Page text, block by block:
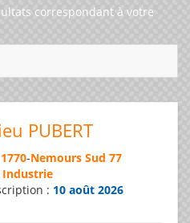
correspondant à votre
PUBERT
-Nemours Sud 77
Industrie
: 10 août 2026